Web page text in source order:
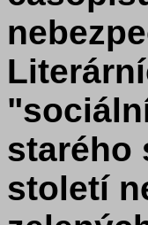
starého
století